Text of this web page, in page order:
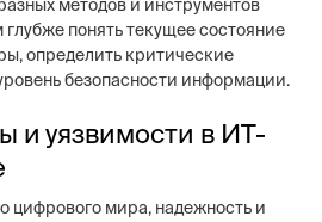
методов и инструментов
понять текущее состояние
определить критические
безопасности информации.
и уязвимости в ИТ-
цифрового мира, надежность и